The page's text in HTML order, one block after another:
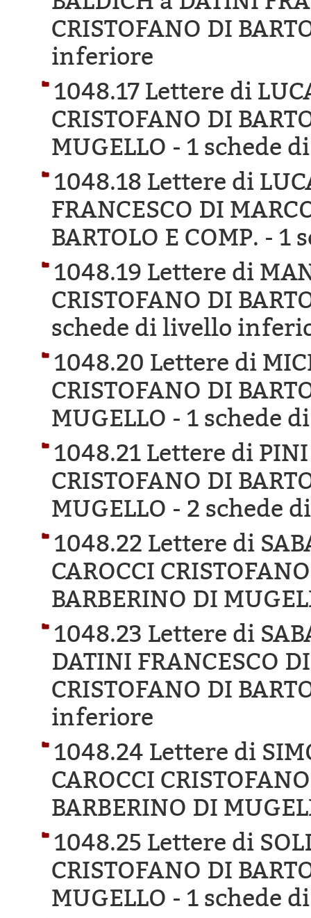
CRISTOFANO DI
inferiore
1048.17 Lettere di
CRISTOFANO DI
MUGELLO - 1 schede
1048.18 Lettere di
FRANCESCO DI
BARTOLO E COMP. - 1
1048.19 Lettere di
CRISTOFANO DI
schede di livello
1048.20 Lettere di
CRISTOFANO DI
MUGELLO - 1 schede
1048.21 Lettere di
CRISTOFANO DI
MUGELLO - 2 schede
1048.22 Lettere di
CAROCCI
BARBERINO DI
1048.23 Lettere di
DATINI FRANCESCO
CRISTOFANO DI
inferiore
1048.24 Lettere di
CAROCCI
BARBERINO DI
1048.25 Lettere di
CRISTOFANO DI
MUGELLO - 1 schede